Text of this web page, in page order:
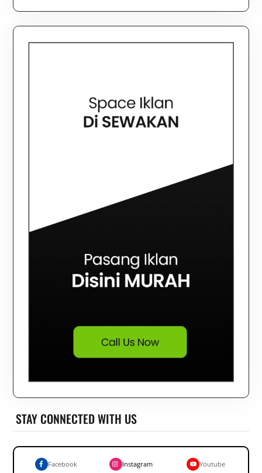
STAY CONNECTED WITH US
Facebook Instagram Youtube